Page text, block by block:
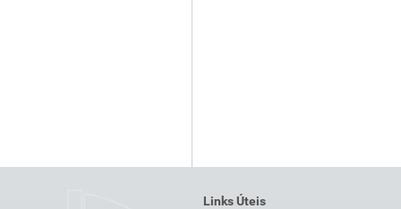
Links Úteis